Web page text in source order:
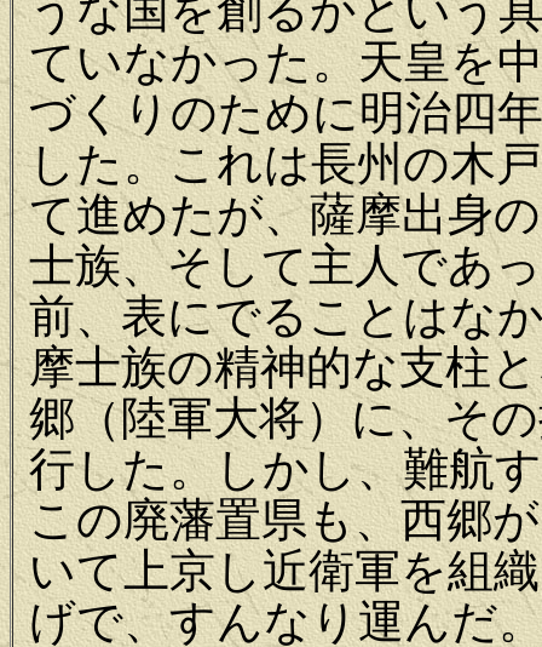
うな国を創るかという
ていなかった。天皇を
づくりのために明治四
した。これは長州の木
て進めたが、薩摩出身
士族、そして主人であ
前、表にでることはな
摩士族の精神的な支柱
郷（陸軍大将）に、そ
行した。しかし、難航
この廃藩置県も、西郷
いて上京し近衛軍を組
げで、すんなり運んだ